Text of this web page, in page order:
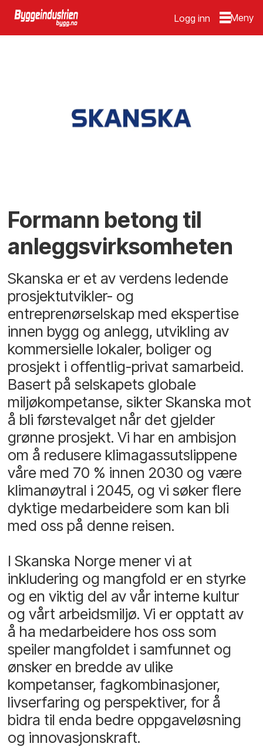
Logg inn
Formann betong til
anleggsvirksomheten
Skanska er et av verdens ledende
prosjektutvikler- og
entreprenørselskap med ekspertise
innen bygg og anlegg, utvikling av
kommersielle lokaler, boliger og
prosjekt i offentlig-privat samarbeid.
Basert på selskapets globale
miljøkompetanse, sikter Skanska mot
å bli førstevalget når det gjelder
grønne prosjekt. Vi har en ambisjon
om å redusere klimagassutslippene
våre med 70 % innen 2030 og være
klimanøytral i 2045, og vi søker flere
dyktige medarbeidere som kan bli
med oss på denne reisen.
I Skanska Norge mener vi at
inkludering og mangfold er en styrke
og en viktig del av vår interne kultur
og vårt arbeidsmiljø. Vi er opptatt av
å ha medarbeidere hos oss som
speiler mangfoldet i samfunnet og
ønsker en bredde av ulike
kompetanser, fagkombinasjoner,
livserfaring og perspektiver, for å
bidra til enda bedre oppgaveløsning
og innovasjonskraft.